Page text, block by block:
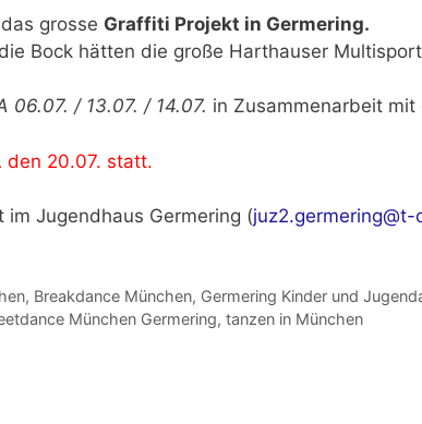
grosse Graffiti Projekt in Germering.
die Bock hätten die große Harthauser
06.07. / 13.07. / 14.07. in Zusammenarbeit mit
den 20.07. statt.
im Jugendhaus Germering (juz2.germering@t-
, Breakdance München, Germering Kinder und
München Germering, tanzen in München